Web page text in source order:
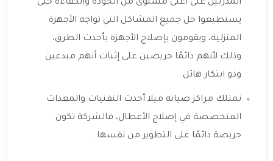
المدربين على أعلى مستوى من الجودة والكفاءة حتى
يستطيعوا حل جميع المشاكل التي تواجه الأجهزة
المنزلية، ويقومون بإصلاح الأجهزة بأحدث الطرق،
وذلك لأنهم دائمًا حريصين على إثبات أنهم مبدعين
وذو ابتكار هائل.
تمتلك مراكز صيانة ميلا أحدث التقنيات والمعدات
المتخصصة في إصلاح الأعطال، فالشركة تكون
حريصة دائمًا على التطوير من نفسها.